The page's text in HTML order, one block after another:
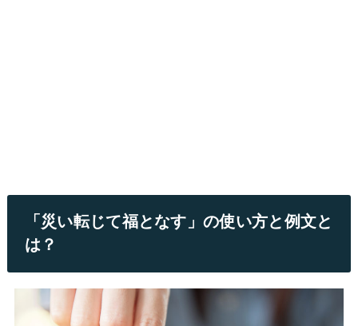
「災い転じて福となす」の使い方と例文と
は？